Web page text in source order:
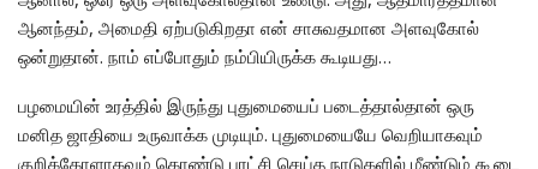
ஆனந்தம், அமைதி ஏற்படுகிறதா என் சாசுவதமான அளவுகோல்
ஒன்றுதான். நாம் எப்போதும் நம்பியிருக்க கூடியது…
பழமையின் உரத்தில் இருந்து புதுமையைப் படைத்தால்தான் ஒரு
மனித ஜாதியை உருவாக்க முடியும். புதுமையையே வெறியாகவும்
குறிக்கோளாகவும் கொண்டு புரட்சி செய்த நாடுகளில் மீண்டும் கூடை